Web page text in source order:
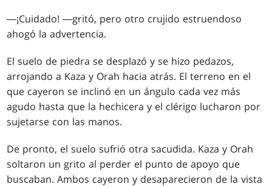
―¡Cuidado! ―gritó, pero otro crujido estruendoso
ahogó la advertencia.
El suelo de piedra se desplazó y se hizo pedazos,
arrojando a Kaza y Orah hacia atrás. El terreno en el
que cayeron se inclinó en un ángulo cada vez más
agudo hasta que la hechicera y el clérigo lucharon por
sujetarse con las manos.
De pronto, el suelo sufrió otra sacudida. Kaza y Orah
soltaron un grito al perder el punto de apoyo que
buscaban. Ambos cayeron y desaparecieron de la vista